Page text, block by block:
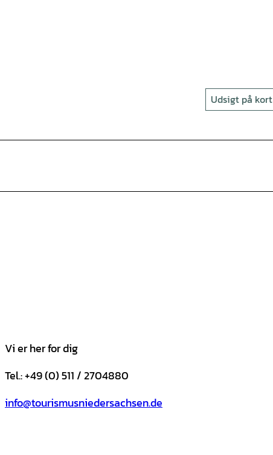
Udsigt på kort
Vi er her for dig
Tel.: +49 (0) 511 / 2704880
info@tourismusniedersachsen.de